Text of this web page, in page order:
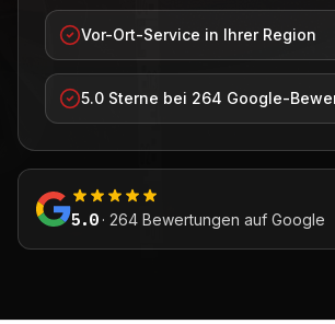
Vor-Ort-Service in Ihrer Region
5.0 Sterne bei 264 Google-
5.0· 264 Bewertungen auf Google